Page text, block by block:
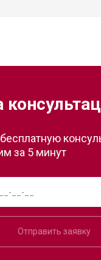
за 5 минут
Отправить заявку